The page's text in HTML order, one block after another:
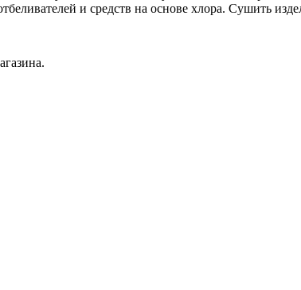
и средств на основе хлора. Сушить